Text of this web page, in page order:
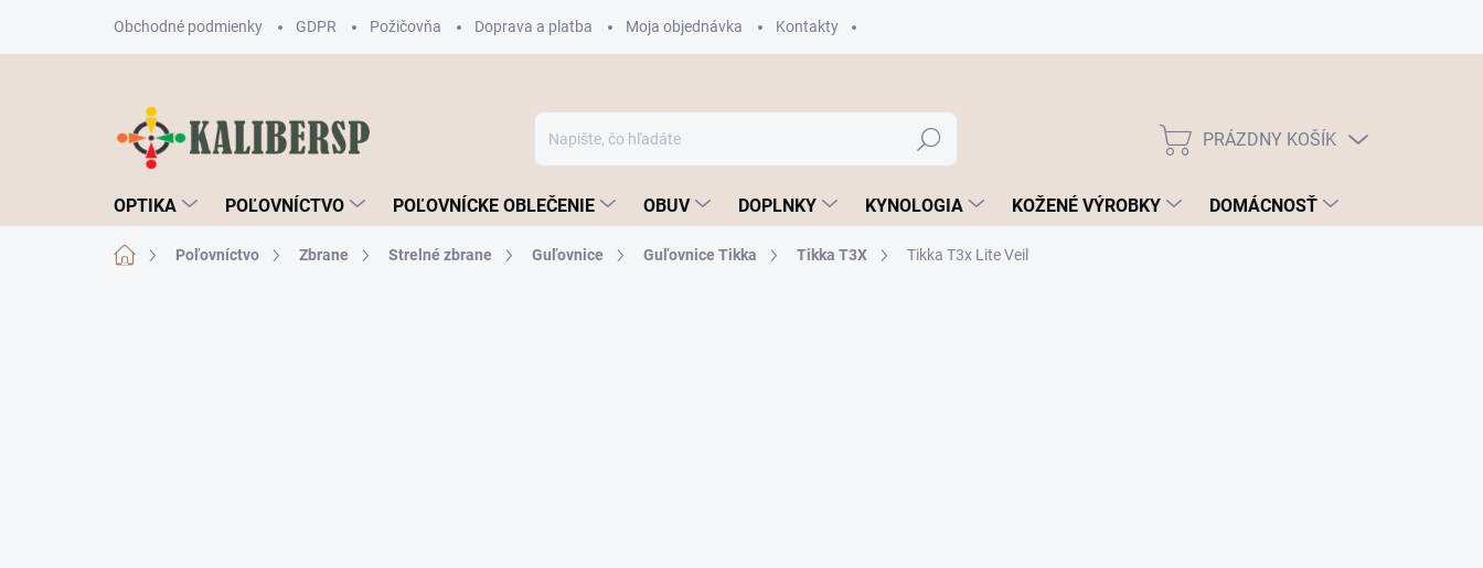
obsah
Obchodné podmienky GDPR Požičovňa Doprava a platba Moja objednávka Kontakty
Hľadať
NÁKUPNÝ
PRÁZDNY KOŠÍK
OPTIKA POĽOVNÍCTVO POĽOVNÍCKE OBLEČENIE OBUV DOPLNKY KYNOLOGIA KOŽENÉ VÝROBKY DOMÁCNOSŤ
DomovPoľovníctvo Zbrane Strelné zbrane Guľovnice Guľovnice Tikka Tikka T3X Tikka T3x Lite Veil